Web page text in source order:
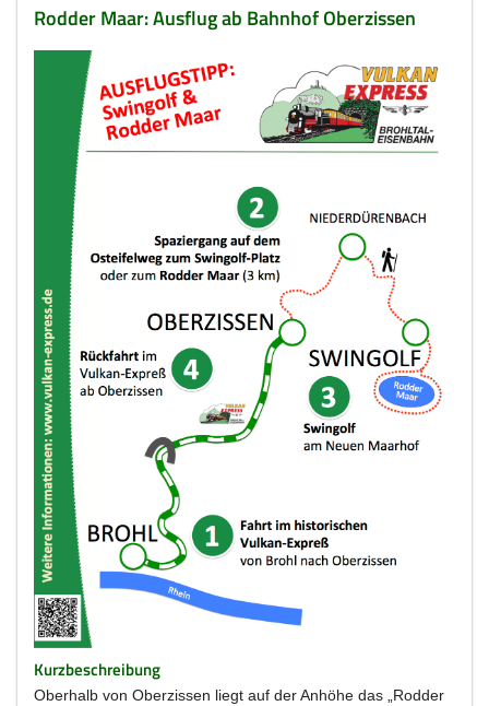
Rodder Maar: Ausflug ab Bahnhof Oberzissen
Kurzbeschreibung
Oberhalb von Oberzissen liegt auf der Anhöhe das „Rodder